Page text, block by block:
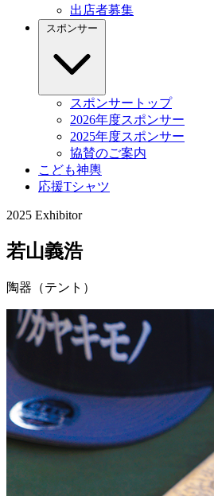
出店者募集
スポンサートップ
2026年度スポンサー
2025年度スポンサー
協賛のご案内
こども神輿
応援Tシャツ
2025 Exhibitor
若山義浩
陶器（テント）